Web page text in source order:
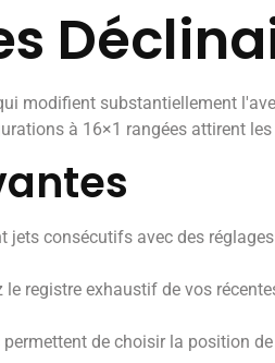
modifient substantiellement
à 16×1 rangées attirent
jets consécutifs avec des
le registre exhaustif de vos
permettent de choisir la position